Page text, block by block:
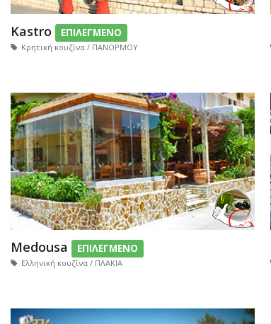
Kastro ΕΠΙΛΕΓΜΕΝΟ
Κρητική κουζίνα / ΠΑΝΟΡΜΟΥ
Medousa ΕΠΙΛΕΓΜΕΝΟ
Ελληνική κουζίνα / ΠΛΑΚΙΑ